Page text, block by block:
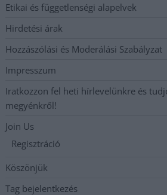
Etikai és függetlenségi alapelvek
Hirdetési árak
Hozzászólási és Moderálási Szabályzat
Impresszum
Iratkozzon fel heti hírlevelünkre és
megyénkről!
Join Us
Regisztráció
Köszönjük
Tag bejelentkezés